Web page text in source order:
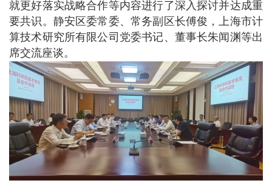
就更好落实战略合作等内容进行了深入探讨并达成重
要共识。静安区委常委、常务副区长傅俊，上海市计
算技术研究所有限公司党委书记、董事长朱闻渊等出
席交流座谈。